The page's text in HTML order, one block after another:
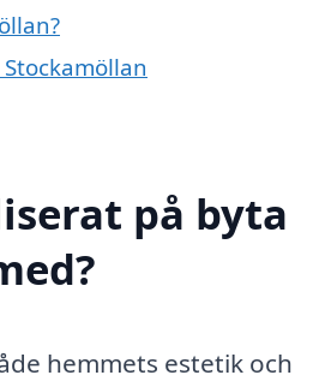
på byta
hemmets estetik och